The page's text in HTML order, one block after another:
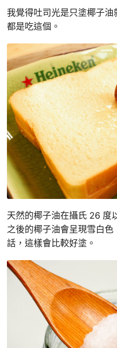
我覺得吐司光是只塗椰子
都是吃這個。
天然的椰子油在攝氏 26 度
之後的椰子油會呈現雪白
話，這樣會比較好塗。